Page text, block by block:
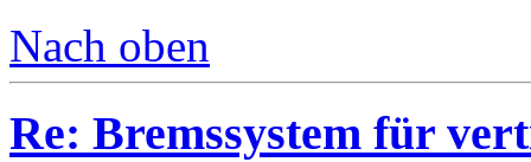
Nach oben
Re: Bremssystem für